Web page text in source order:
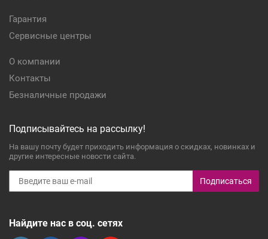
Гарантия
Сервисные центры
О компании
Контакты
Безналичные продажи
Подписывайтесь на рассылку!
На вашу почту будет приходить информация о скидках, новинках и
другие интересные новости сайта.
Подписаться
Найдите нас в соц. сетях